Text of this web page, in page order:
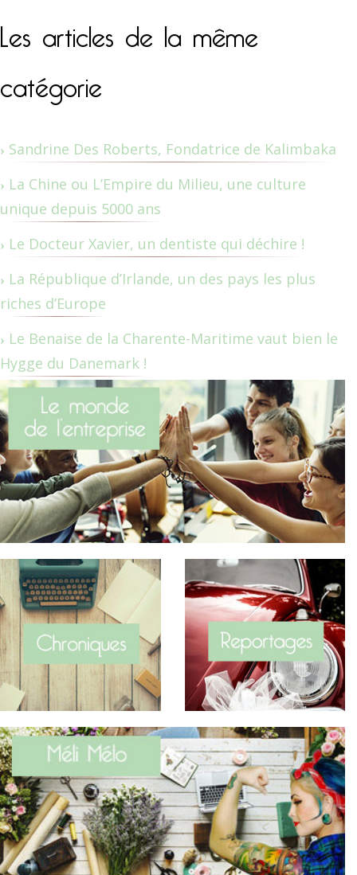
Les articles de la même
catégorie
Sandrine Des Roberts, Fondatrice de Kalimbaka
La Chine ou L’Empire du Milieu, une culture
unique depuis 5000 ans
Le Docteur Xavier, un dentiste qui déchire !
La République d’Irlande, un des pays les plus
riches d’Europe
Le Benaise de la Charente-Maritime vaut bien le
Hygge du Danemark !